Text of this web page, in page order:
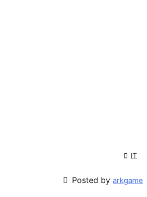
 IT
 Posted by arkgame